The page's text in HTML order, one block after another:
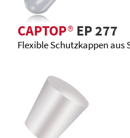
CAPTOP®EP 277
Flexible Schutzkappen aus